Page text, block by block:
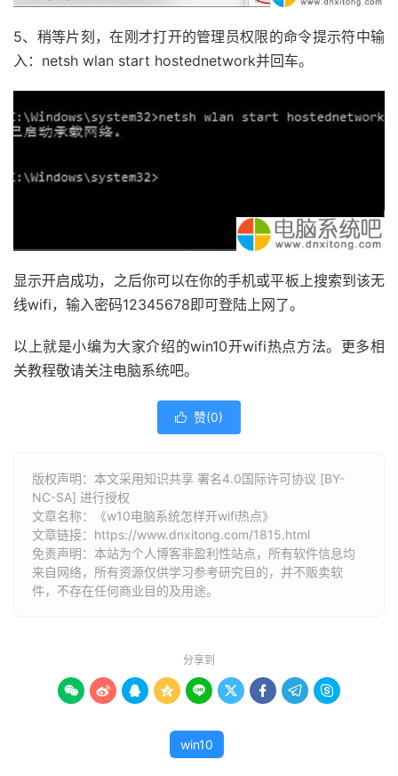
5、稍等片刻，在刚才打开的管理员权限的命令提示符中输
入：netsh wlan start hostednetwork并回车。
显示开启成功，之后你可以在你的手机或平板上搜索到该无
线wifi，输入密码12345678即可登陆上网了。
以上就是小编为大家介绍的win10开wifi热点方法。更多相
关教程敬请关注电脑系统吧。
 赞(0)
版权声明：本文采用知识共享 署名4.0国际许可协议 [BY-
NC-SA] 进行授权
文章名称：《w10电脑系统怎样开wifi热点》
文章链接： https://www.dnxitong.com/1815.html
免责声明：本站为个人博客非盈利性站点，所有软件信息均
来自网络，所有资源仅供学习参考研究目的，并不贩卖软
件，不存在任何商业目的及用途。
分享到
        
win10